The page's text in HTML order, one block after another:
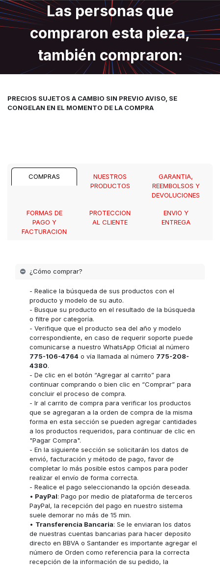
Las personas que
compraron esta pieza,
también compraron:
PRECIOS SUJETOS A CAMBIO SIN PREVIO AVISO, SE
CONGELAN EN EL MOMENTO DE LA COMPRA
COMPRAS
NUESTROS
PRODUCTOS
GARANTIA,
REEMBOLSOS Y
DEVOLUCIONES
FORMAS DE
PAGO Y
FACTURACION
PROTECCION
AL CLIENTE
ENVIO Y
ENTREGA
¿Cómo comprar?
- Realice la búsqueda de sus productos con el
producto y modelo de su auto.
- Busque su producto en el resultado de la búsqueda
o filtre por categoría.
- Verifique que el producto sea del año y modelo
correspondiente, en caso de requerir soporte puede
comunicarse a nuestro WhatsApp Oficial al número
775-106-4764 o vía llamada al número 775-208-
4380.
- De clic en el botón “Agregar al carrito” para
continuar comprando o bien clic en “Comprar” para
concluir el proceso de compra.
- Ir al carrito de compra para verificar los productos
que se agregaran a la orden de compra de la misma
forma en esta sección se pueden agregar cantidades
a los productos requeridos, para continuar de clic en
"Pagar Compra".
- En la siguiente sección se solicitarán los datos de
envió, facturación y método de pago, favor de
completar lo más posible estos campos para poder
realizar el envío de forma correcta.
- Realice el pago seleccionando la opción deseada.
• PayPal: Pago por medio de plataforma de terceros
PayPal, la recepción del pago en nuestro sistema
suele demorar no más de 15 min.
• Transferencia Bancaria: Se le enviaran los datos
de nuestras cuentas bancarias para hacer deposito
directo en BBVA o Santander es importante agregar el
número de Orden como referencia para la correcta
recepción de la información de su pedido, la